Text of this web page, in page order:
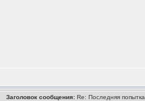
Заголовок сообщения:Re: Последняя попытка